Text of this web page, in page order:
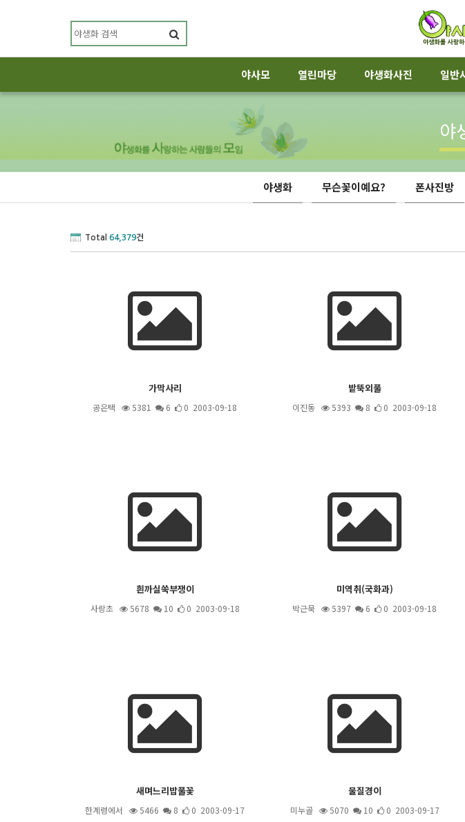
야사모 열린마당 야생화사진 일반
야
야생화 무슨꽃이예요? 폰사진방
Total 64,379건
가막사리
공은택 5381 6 0 2003-09-18
밭뚝외풀
이진동 5393 8 0 2003-09-18
흰까실쑥부쟁이
사랑초 5678 10 0 2003-09-18
미역취(국화과)
박근묵 5397 6 0 2003-09-18
새며느리밥풀꽃
한계령에서 5466 8 0 2003-09-17
물질경이
미누골 5070 10 0 2003-09-17